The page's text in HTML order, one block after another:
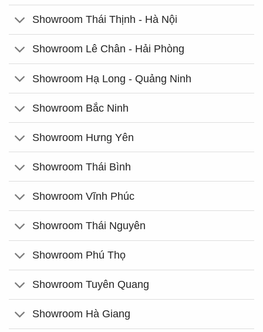
Showroom Thái Thịnh - Hà Nội
Showroom Lê Chân - Hải Phòng
Showroom Hạ Long - Quảng Ninh
Showroom Bắc Ninh
Showroom Hưng Yên
Showroom Thái Bình
Showroom Vĩnh Phúc
Showroom Thái Nguyên
Showroom Phú Thọ
Showroom Tuyên Quang
Showroom Hà Giang